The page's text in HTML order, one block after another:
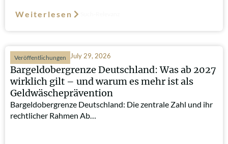
Weiterlesen
Veröffentlichungen July 29, 2026
Bargeldobergrenze Deutschland: Was ab 2027
wirklich gilt – und warum es mehr ist als
Geldwäscheprävention
Bargeldobergrenze Deutschland: Die zentrale Zahl und ihr
rechtlicher Rahmen Ab…